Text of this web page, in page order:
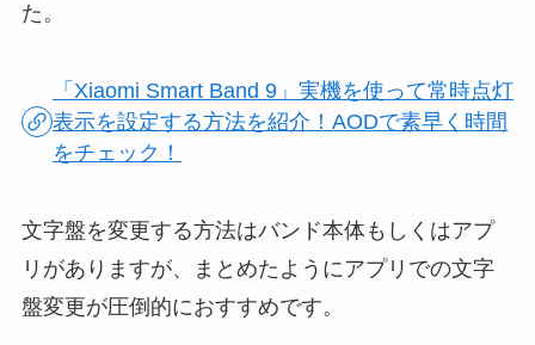
た。
「Xiaomi Smart Band 9」実機を使って常時点灯
表示を設定する方法を紹介！AODで素早く時間
をチェック！
文字盤を変更する方法はバンド本体もしくはアプ
リがありますが、まとめたようにアプリでの文字
盤変更が圧倒的におすすめです。